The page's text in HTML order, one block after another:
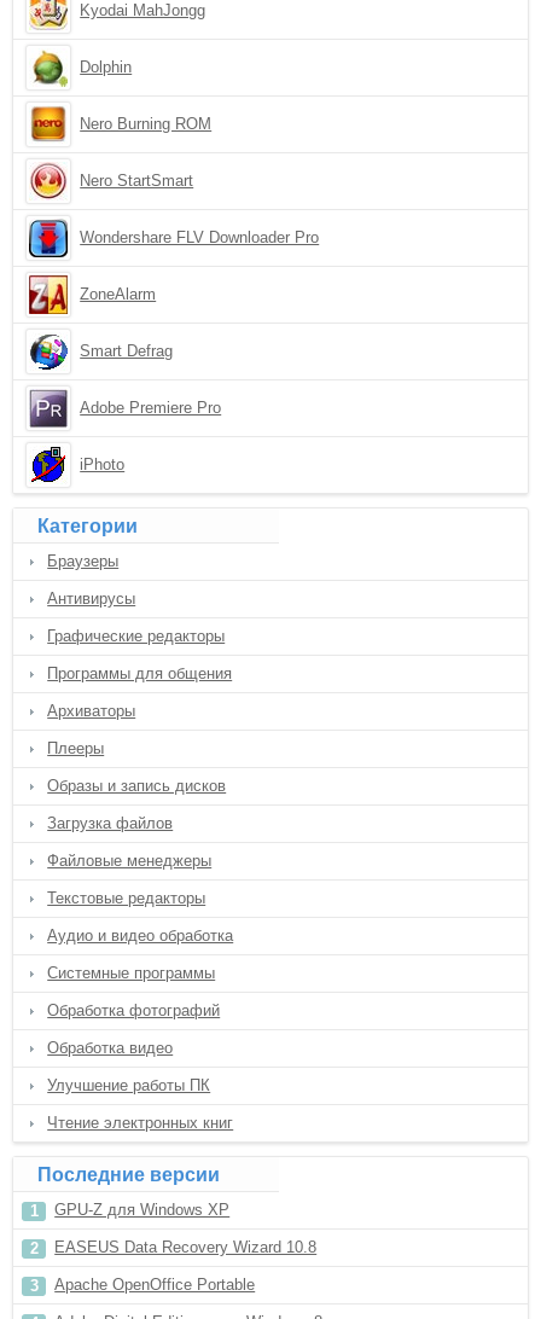
Kyodai MahJongg
Dolphin
Nero Burning ROM
Nero StartSmart
Wondershare FLV Downloader Pro
ZoneAlarm
Smart Defrag
Adobe Premiere Pro
iPhoto
Категории
Браузеры
Антивирусы
Графические редакторы
Программы для общения
Архиваторы
Плееры
Образы и запись дисков
Загрузка файлов
Файловые менеджеры
Текстовые редакторы
Аудио и видео обработка
Системные программы
Обработка фотографий
Обработка видео
Улучшение работы ПК
Чтение электронных книг
Последние версии
GPU-Z для Windows XP
EASEUS Data Recovery Wizard 10.8
Apache OpenOffice Portable